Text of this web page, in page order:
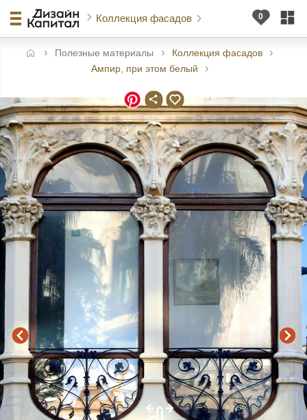
Коллекция фасадов
Полезные материалы
Коллекция фасадов
Ампир, при этом белый